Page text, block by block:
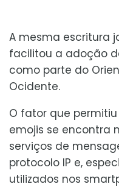
A mesma escritura
facilitou a adoção
como parte do
Ocidente.
O fator que
emojis se encontra
serviços de
protocolo IP e,
utilizados nos